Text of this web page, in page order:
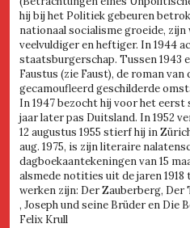
hij bij het Politiek gebeuren
nationaal socialisme groeide, zijn
veelvuldiger en heftiger. In 1944
staatsburgerschap. Tussen 1943
Faustus (zie Faust), de roman van
gecamoufleerd geschilderde
In 1947 bezocht hij voor het
jaar later pas Duitsland. In 1952
12 augustus 1955 stierf hij in
aug. 1975, is zijn literaire
dagboekaantekeningen van 15
alsmede notities uit de jaren 1918
werken zijn: Der Zauberberg, Der
, Joseph und seine Brüder en Die
Felix Krull